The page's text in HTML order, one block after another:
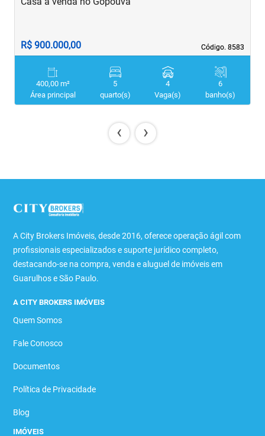
Código. 8583
Código. 8583
R$ 900.000,00
400,00 m²
Área principal
5
quarto(s)
4
Vaga(s)
6
banho(s)
‹ ›
A City Brokers Imóveis, desde 2016, oferece operação ágil com
profissionais especializados e suporte jurídico completo,
destacando-se na compra, venda e aluguel de imóveis em
Guarulhos e São Paulo.
A CITY BROKERS IMÓVEIS
Quem Somos
Fale Conosco
Documentos
Política de Privacidade
Blog
IMÓVEIS